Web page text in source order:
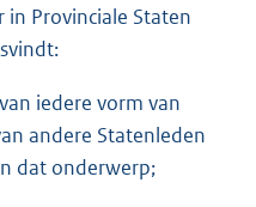
Provinciale Staten
iedere vorm van
andere Statenleden
dat onderwerp;